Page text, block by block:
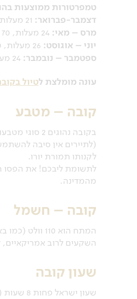
טמפרטורות ממוצעות
דצמבר-פברואר:
מרס – מאי:
יוני – אוגוסט:
ספטמבר – נובמבר:
עונה מומלצת לטיול
קובה – מטבע
בקובה
(לתיירים אין סיבה
לקנותו תמורת יורו.
לתשומת ליבכם! את הפסו
מהמדינה.
קובה – חשמל
המתח הוא 110 וולט (כמו בארצות הברית).
השקעים לרוב
שעון קובה
שעון ישראל פחות 8 שעות (7 שעות בשעון החורף שלנו).